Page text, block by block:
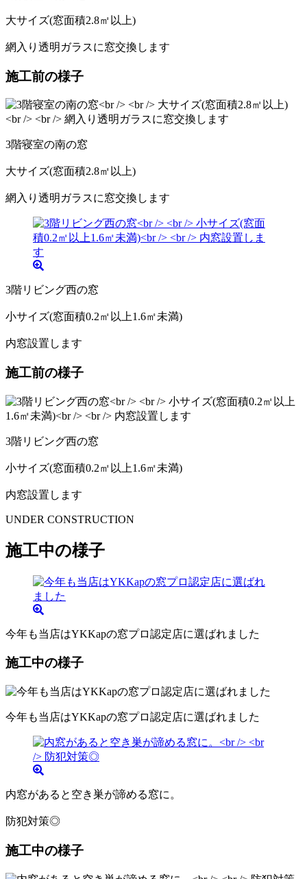
大サイズ(窓面積2.8㎡以上)
網入り透明ガラスに窓交換します
施工前の様子
3階寝室の南の窓
大サイズ(窓面積2.8㎡以上)
網入り透明ガラスに窓交換します
3階リビング西の窓
小サイズ(窓面積0.2㎡以上1.6㎡未満)
内窓設置します
施工前の様子
3階リビング西の窓
小サイズ(窓面積0.2㎡以上1.6㎡未満)
内窓設置します
UNDER CONSTRUCTION
施工中の様子
今年も当店はYKKapの窓プロ認定店に選ばれました
施工中の様子
今年も当店はYKKapの窓プロ認定店に選ばれました
内窓があると空き巣が諦める窓に。
防犯対策◎
施工中の様子